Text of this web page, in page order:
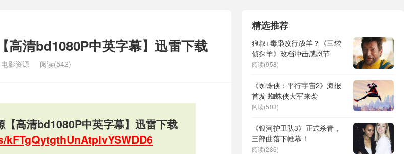
高清bd1080P中英字幕】迅雷下载
电影资源 阅读(542)
【高清bd1080P中英字幕】迅雷下载
精选推荐
狼叔+毒枭改行放羊？《三袋
侦探羊》改档冲击感恩节
阅读(958)
《蜘蛛侠：平行宇宙2》海报
首发 蜘蛛侠大军来袭
阅读(503)
《银河护卫队3》正式杀青，
三部曲落下帷幕！
阅读(286)